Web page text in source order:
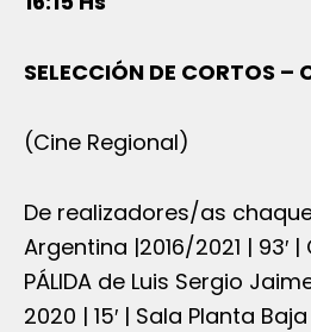
SELECCIÓN DE CORTOS –
(Cine Regional)
De realizadores/as
Argentina |2016/2021 | 93′ |
PÁLIDA de Luis Sergio
2020 | 15′ | Sala Planta